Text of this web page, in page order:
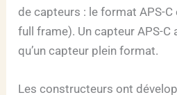
de capteurs : le format APS-
full frame). Un capteur APS-C
qu’un capteur plein format.
Les constructeurs ont